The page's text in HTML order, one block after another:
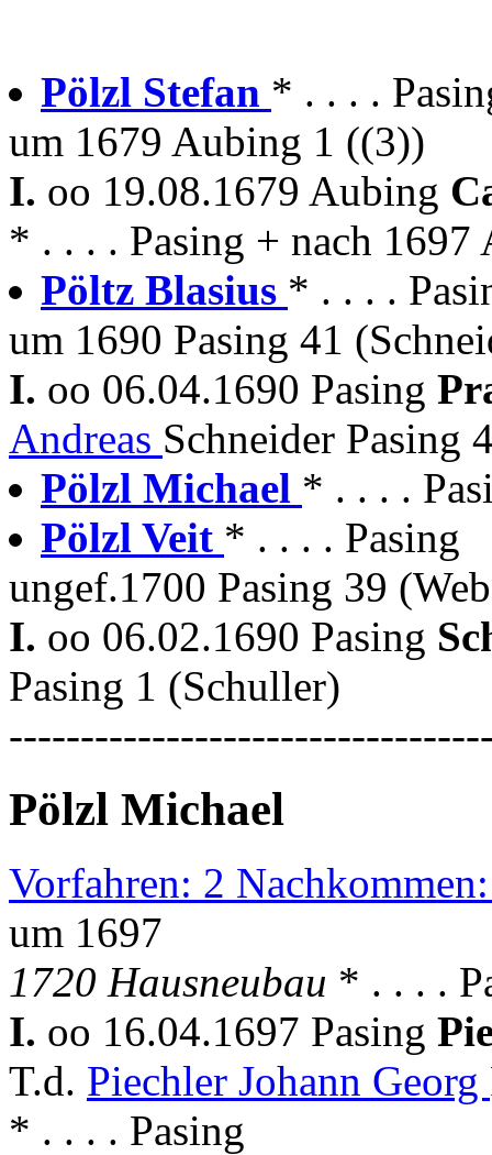
Pölzl Stefan * . . . .
um 1679 Aubing 1 ((3))
I. oo 19.08.1679 Aubing
* . . . . Pasing + nach 1697
Pöltz Blasius * . . . .
um 1690 Pasing 41
I. oo 06.04.1690 Pasing
Andreas Schneider Pasing
Pölzl Michael * . . . .
Pölzl Veit * . . . . Pasing
ungef.1700 Pasing 39
I. oo 06.02.1690 Pasing
Pasing 1 (Schuller)
Pölzl Michael
Vorfahren: 2
um 1697
1720 Hausneubau * . . . .
I. oo 16.04.1697 Pasing
T.d. Piechler Johann Georg
* . . . . Pasing